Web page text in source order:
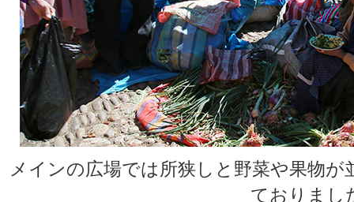
メインの広場では所狭しと野菜や果物
ておりまし